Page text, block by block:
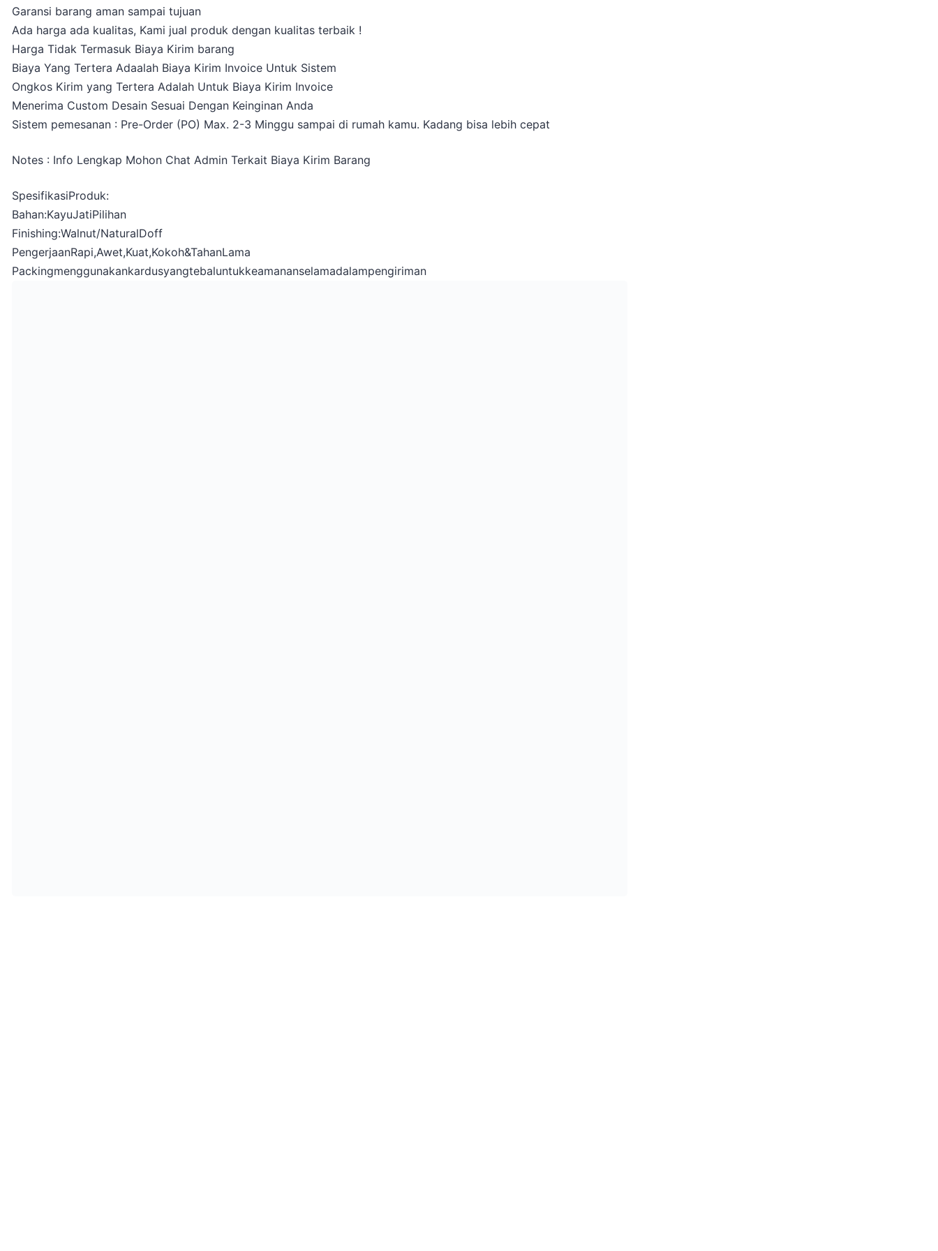
Garansi barang aman sampai tujuan
Ada harga ada kualitas, Kami jual produk dengan kualitas terbaik !
Harga Tidak Termasuk Biaya Kirim barang
Biaya Yang Tertera Adaalah Biaya Kirim Invoice Untuk Sistem
Ongkos Kirim yang Tertera Adalah Untuk Biaya Kirim Invoice
Menerima Custom Desain Sesuai Dengan Keinginan Anda
Sistem pemesanan : Pre-Order (PO) Max. 2-3 Minggu sampai di rumah kamu. Kadang bisa lebih cepat
Notes : Info Lengkap Mohon Chat Admin Terkait Biaya Kirim Barang
SpesifikasiProduk:
Bahan:KayuJatiPilihan
Finishing:Walnut/NaturalDoff
PengerjaanRapi,Awet,Kuat,Kokoh&TahanLama
Packingmenggunakankardusyangtebaluntukkeamananselamadalampengiriman